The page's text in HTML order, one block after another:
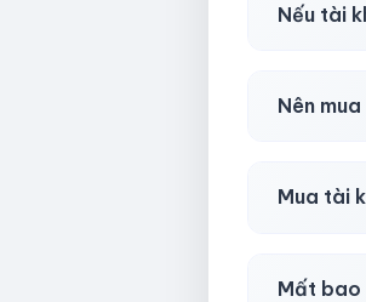
Nếu tài
Nên
Mua tài
Mất bao